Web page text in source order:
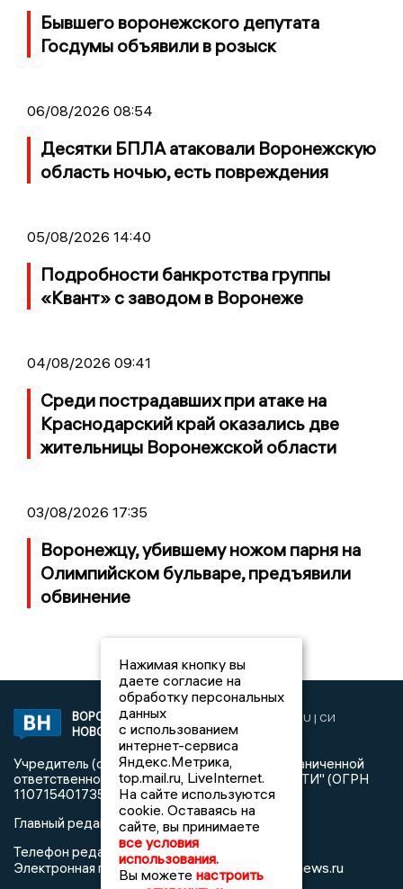
Бывшего воронежского депутата
Госдумы объявили в розыск
06/08/2026 08:54
Десятки БПЛА атаковали Воронежскую
область ночью, есть повреждения
05/08/2026 14:40
Подробности банкротства группы
«Квант» с заводом в Воронеже
04/08/2026 09:41
Среди пострадавших при атаке на
Краснодарский край оказались две
жительницы Воронежской области
03/08/2026 17:35
Воронежцу, убившему ножом парня на
Олимпийском бульваре, предъявили
обвинение
ВОРОНЕЖСКИЕ
НОВОСТИ
2019 © VORONEZHNEWS.RU | СИ
«Воронежские новости»
Учредитель (соучредители): Общество с ограниченной
ответственностью "РЕГИОНАЛЬНЫЕ НОВОСТИ" (ОГРН
1107154017354)
Главный редактор: Пирогов А.А.
Телефон редакции: +7 (473) 262 77 92
Электронная почта редакции:info@voronezhnews.ru
Нажимая кнопку вы
даете согласие на
обработку персональных
данных
с использованием
интернет-сервиса
Яндекс.Метрика,
top.mail.ru, LiveInternet.
На сайте используются
cookie. Оставаясь на
сайте, вы принимаете
все условия
использования.
Вы можете настроить